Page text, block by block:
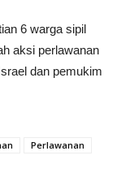
6 warga sipil
aksi perlawanan
dan pemukim
Perlawanan